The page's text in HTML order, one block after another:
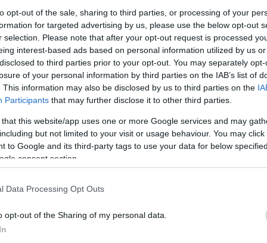
opt-out of the sale, sharing to third parties, or processing of your
for targeted advertising by us, please use the below opt-out
selection. Please note that after your opt-out request is processed
interest-based ads based on personal information utilized by us
to third parties prior to your opt-out. You may separately
of your personal information by third parties on the IAB’s list of
This information may also be disclosed by us to third parties on the
Participants that may further disclose it to other third parties.
that this website/app uses one or more Google services and may
but not limited to your visit or usage behaviour. You may
to Google and its third-party tags to use your data for below
consent section.
Data Processing Opt Outs
opt-out of the Sharing of my personal data.
TOVÁBB
Szólj hozzá!
andy martin city kiadvány jubileum client overdrive
dubstar alan mcgee sarah blackwood exciter tour kate
holmes
lemez!
a kétezres évek elején: az Andy Fletcher által
énekese volt korábban) ígéretesen és némi
el, és különösen népszerű volt Németországban
.